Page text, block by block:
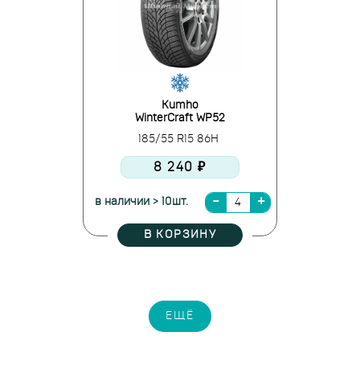
Kumho
WinterCraft WP52
185/55 R15 86H
8 240 ₽
в наличии > 10шт.
В КОРЗИНУ
ЕЩЁ